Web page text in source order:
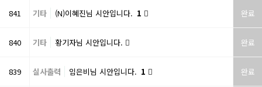
841 기타 (N)이혜진님 시안입니다. 1 완료
840 기타 황기자님 시안입니다. 완료
839 실사출력 임은비님 시안입니다. 1 완료